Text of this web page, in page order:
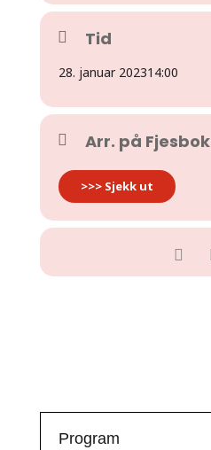
Tid
28. januar 202314:00
Arr. på Fjesbok
>>> Sjekk ut
Program